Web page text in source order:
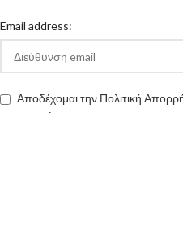
Email address:
Αποδέχομαι την Πολιτική
queen-ecigs.gr